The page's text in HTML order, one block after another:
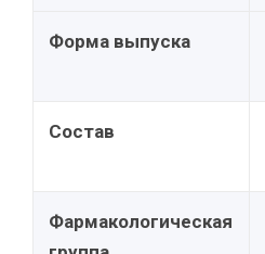
Форма выпуска
Состав
Фармакологическая